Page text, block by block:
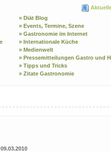
» Diät Blog
» Events, Termine, Szene
» Gastronomie im Internet
» Internationale Küche
» Medienwelt
» Pressemitteilungen Gastro und
» Tipps und Tricks
» Zitate Gastronomie
09.03.2010